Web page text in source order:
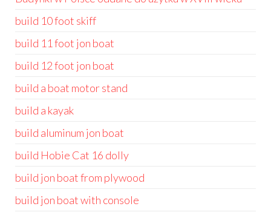
build 10 foot skiff
build 11 foot jon boat
build 12 foot jon boat
build a boat motor stand
build a kayak
build aluminum jon boat
build Hobie Cat 16 dolly
build jon boat from plywood
build jon boat with console